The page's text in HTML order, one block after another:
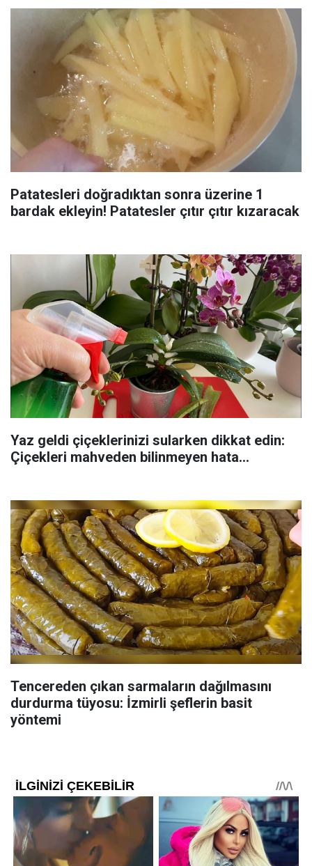
Patatesleri doğradıktan sonra üzerine 1
bardak ekleyin! Patatesler çıtır çıtır kızaracak
Yaz geldi çiçeklerinizi sularken dikkat edin:
Çiçekleri mahveden bilinmeyen hata...
Tencereden çıkan sarmaların dağılmasını
durdurma tüyosu: İzmirli şeflerin basit
yöntemi